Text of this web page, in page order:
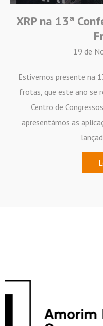
XRP na 13ª
19 de
Estivemos presente na
frotas, que este ano se
Centro de
apresentámos as